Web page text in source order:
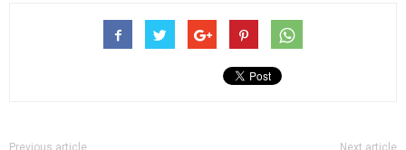
Previous article Next article